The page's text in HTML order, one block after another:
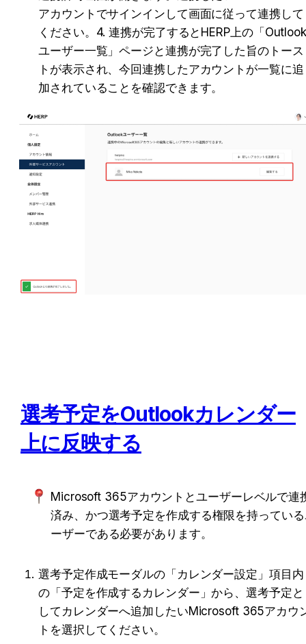
アカウントでサインインして画面に従って連携して
ください。4. 連携が完了するとHERP上の「Outlook
ユーザー一覧」ページと連携が完了した旨のトース
トが表示され、今回連携したアカウントが一覧に追
加されていることを確認できます。
選考予定をOutlookカレンダー
上に反映する
Microsoft 365アカウントとユーザーレベルで連
済み、かつ選考予定を作成する権限を持ってい
ーザーである必要があります。
選考予定作成モーダルの「カレンダー設定」項目内
の「予定を作成するカレンダー」から、選考予定と
してカレンダーへ追加したいMicrosoft 365アカウ
トを選択してください。